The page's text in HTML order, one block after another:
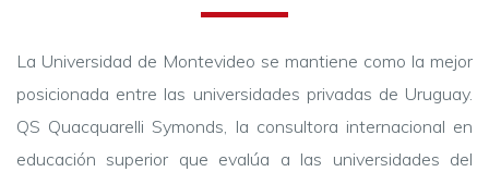
La Universidad de Montevideo se mantiene como la mejor
posicionada entre las universidades privadas de Uruguay.
QS Quacquarelli Symonds, la consultora internacional en
educación superior que evalúa a las universidades del